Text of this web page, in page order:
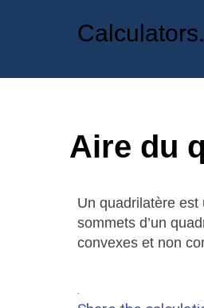
Aire du
Un quadrilatère
sommets d’un
convexes et non